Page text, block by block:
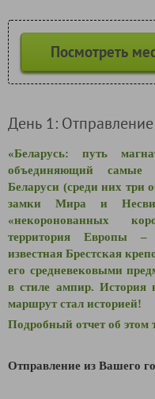
Посмотреть
День 1: Отправление
«Беларусь: путь
объединяющий самые
Беларуси (среди них
замки Мира и
«некоронованных
территория Европы –
известная Брестская
его средневековыми
в стиле ампир. История
маршрут стал историей!
Подробный отчет об этом
Отправление из Вашего